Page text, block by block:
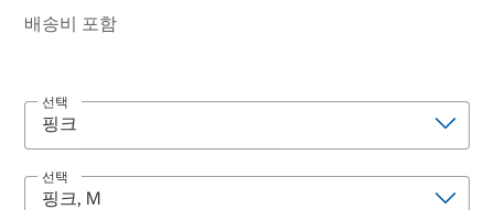
배송비 포함
선택
선택